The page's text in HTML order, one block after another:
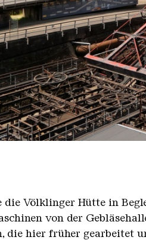
der Völklinger
Völklinger
die Völklinger Hütte in
von der
die hier früher gearbeitet